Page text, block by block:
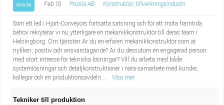
Ansök Feb 10 Poolia AB Konstruktör, tillverkningsindustri
Som ett led i Hjort-Conveyors fortsatta satsning och för att möta framtida
behov rekryterar vi nu ytterligare en mekanikkonstruktör till deras team i
Helsingborg. Om tjänsten Är du en erfaren mekanikkonstruktör som är
nyfiken, positiv och ansvarstagande? Är du dessutom en engagerad person
med stort intresse för tekniska lösningar? Vill du arbeta med både
systemlösningar och detaljkonstruktioner i nära samarbete med kunder,
kollegor och en produktionsavdeln...
Visa mer
Tekniker till produktion